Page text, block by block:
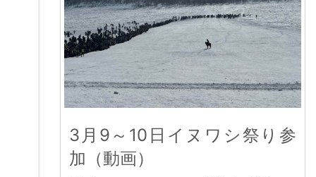
3月9～10日イヌワシ祭り参
加（動画）